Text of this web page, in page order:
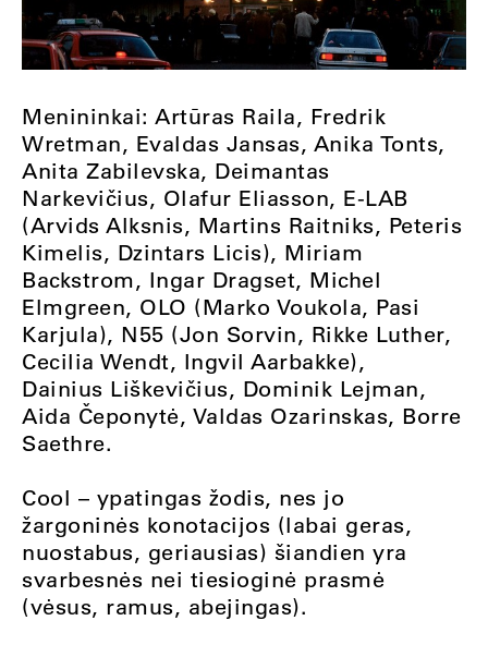
Menininkai: Artūras Raila, Fredrik
Wretman, Evaldas Jansas, Anika Tonts,
Anita Zabilevska, Deimantas
Narkevičius, Olafur Eliasson, E-LAB
(Arvids Alksnis, Martins Raitniks, Peteris
Kimelis, Dzintars Licis), Miriam
Backstrom, Ingar Dragset, Michel
Elmgreen, OLO (Marko Voukola, Pasi
Karjula), N55 (Jon Sorvin, Rikke Luther,
Cecilia Wendt, Ingvil Aarbakke),
Dainius Liškevičius, Dominik Lejman,
Aida Čeponytė, Valdas Ozarinskas, Borre
Saethre.
Cool – ypatingas žodis, nes jo
žargoninės konotacijos (labai geras,
nuostabus, geriausias) šiandien yra
svarbesnės nei tiesioginė prasmė
(vėsus, ramus, abejingas).